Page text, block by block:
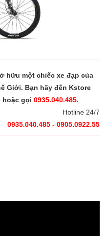
hữu một chiếc xe đạp của
Giới. Bạn hãy đến Kstore
hoặc gọi 0935.040.485.
Hotline 24/7
0935.040.485 - 0905.0922.55